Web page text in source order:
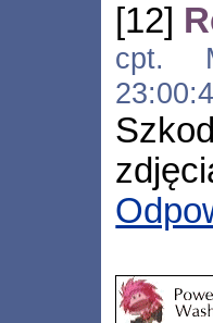
[12]
cpt.